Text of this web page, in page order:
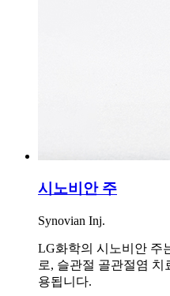
시노비안 주
Synovian Inj.
LG화학의 시노비안 주
로, 슬관절 골관절염 치
용됩니다.